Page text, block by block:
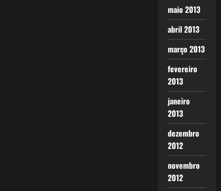
maio 2013
abril 2013
março 2013
fevereiro
2013
janeiro
2013
dezembro
2012
novembro
2012